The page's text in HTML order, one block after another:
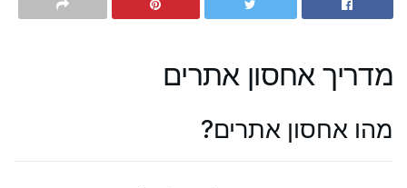
מדריך אחסון אתרים
מהו אחסון אתרים?